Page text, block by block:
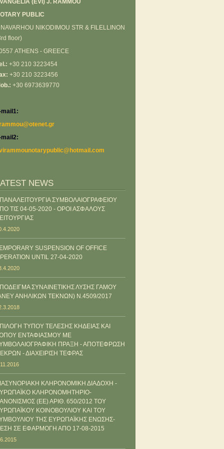
PUBLIC
NIKODIMOU STR & FILELLINON
floor)
ATHENS - GREECE
+30 210 3223454
+30 210 3223456
+30 6973639770
mail1:
mail2:
NEWS
ΣΥΜΒΟΛΑΙΟΓΡΑΦΕΙΟΥ
ΤΙΣ 04-05-2020 - ΟΡΟΙ ΑΣΦΑΛΟΥΣ
SUSPENSION OF OFFICE
UNTIL 27-04-2020
ΣΥΝΑΙΝΕΤΙΚΗΣ ΛΥΣΗΣ ΓΑΜΟΥ
ΑΝΗΛΙΚΩΝ ΤΕΚΝΩΝ) Ν.4509/2017
ΤΥΠΟΥ ΤΕΛΕΣΗΣ ΚΗΔΕΙΑΣ ΚΑΙ
ΕΝΤΑΦΙΑΣΜΟΥ ΜΕ
ΠΡΑΞΗ - ΑΠΟΤΕΦΡΩΣΗ
- ΔΙΑΧΕΙΡΙΣΗ ΤΕΦΡΑΣ
ΚΛΗΡΟΝΟΜΙΚΗ ΔΙΑΔΟΧΗ -
ΚΛΗΡΟΝΟΜΗΤΗΡΙΟ-
(ΕΕ) ΑΡΙΘ. 650/2012 ΤΟΥ
ΚΟΙΝΟΒΟΥΛΙΟΥ ΚΑΙ ΤΟΥ
ΤΗΣ ΕΥΡΩΠΑΪΚΗΣ ΕΝΩΣΗΣ-
ΣΕ ΕΦΑΡΜΟΓΗ ΑΠΟ 17-08-2015